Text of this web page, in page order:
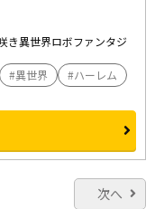
き異世界ロボファンタジ
異世界
ハーレム
次へ